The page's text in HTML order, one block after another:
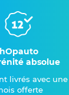
hOpauto
absolue
livrés avec
offerte